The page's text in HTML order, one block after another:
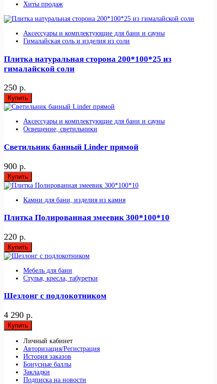
Хиты продаж
Аксессуары и комплектующие для бани и сауны
Гималайская соль и изделия из соли
Плитка натуральная сторона 200*100*25 из
гималайской соли
250 р.
Купить
Аксессуары и комплектующие для бани и сауны
Освещение, светильники
Светильник банный Linder прямой
900 р.
Купить
Камни для бани, изделия из камня
Плитка Полированная змеевик 300*100*10
220 р.
Купить
Мебель для бани
Стулья, кресла, табуретки
Шезлонг с подлокотником
4 290 р.
Купить
Личный кабинет
Авторизация/Регистрация
История заказов
Бонусные баллы
Закладки
Подписка на новости